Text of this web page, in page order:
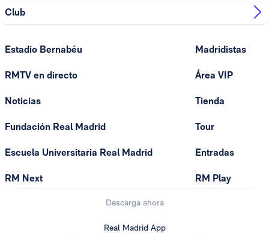
Club
Estadio Bernabéu
RMTV en directo
Noticias
Fundación Real Madrid
Escuela Universitaria Real Madrid
RM Next
Madridistas
Área VIP
Tienda
Tour
Entradas
RM Play
Descarga ahora
Real Madrid App